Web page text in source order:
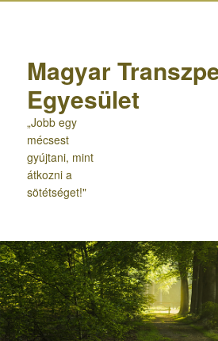
Magyar
Egyesület
„Jobb egy
mécsest
gyújtani, mint
átkozni a
sötétséget!"